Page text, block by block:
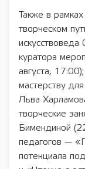
Также в
творческом
куратора
августа,
мастерству
Льва
творческие
Бимендиной
педагогов —
потенциала